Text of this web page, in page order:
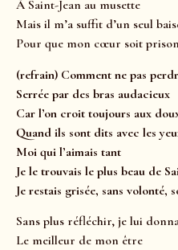
À Saint-Jean au musette
Mais il m’a suffit d’un seul
Pour que mon cœur soit
(refrain) Comment ne pas
Serrée par des bras audacieux
Car l’on croit toujours aux
Quand ils sont dits avec les
Moi qui l’aimais tant
Je le trouvais le plus beau de
Je restais grisée, sans volonté,
Sans plus réfléchir, je lui
Le meilleur de mon être